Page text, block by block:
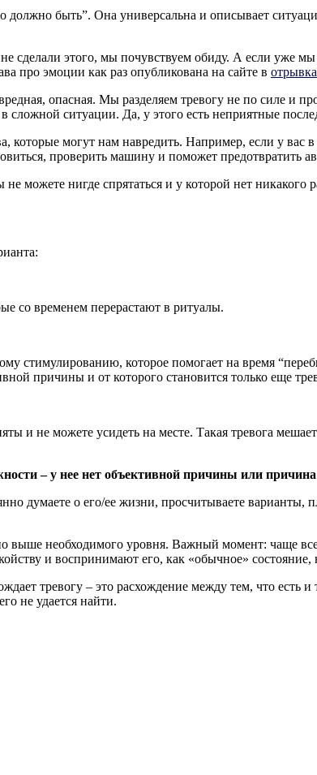
должно быть”. Она универсальна и описывает
сделали этого, мы почувствуем обиду. А если уже
про эмоции как раз опубликована на сайте в
опасная. Мы разделяем тревогу не по силе и
ситуации. Да, у этого есть неприятные
которые могут нам навредить. Например, если у
проверить машину и поможет предотвратить
можете нигде спрятаться и у которой нет никакого
со временем перерастают в ритуалы.
стимулированию, которое помогает на время
причины и от которого становится только еще
и не можете усидеть на месте. Такая тревога
– у нее нет объективной причины или
думаете о его/ее жизни, просчитываете варианты,
выше необходимого уровня. Важный момент: чаще
и воспринимают его, как «обычное»
тревогу – это расхождение между тем, что есть
не удается найти.